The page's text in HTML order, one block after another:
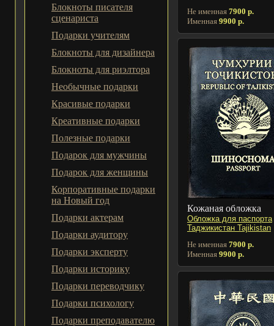
Блокноты писателя
сценариста
Подарки учителям
Блокноты для дизайнера
Блокноты для риэлтора
Необычные подарки
Красивые подарки
Креативные подарки
Полезные подарки
Подарок для мужчины
Подарок для женщины
Корпоративные подарки
на Новый год
Подарки актерам
Подарки аудитору
Подарки эксперту
Подарки историку
Подарки переводчику
Подарки психологу
Подарки преподавателю
Не именная 7900 р.
Именная 9900 р.
Кожаная обложка
Обложка для паспорта
Таджикистан Tajikistan
Не именная 7900 р.
Именная 9900 р.